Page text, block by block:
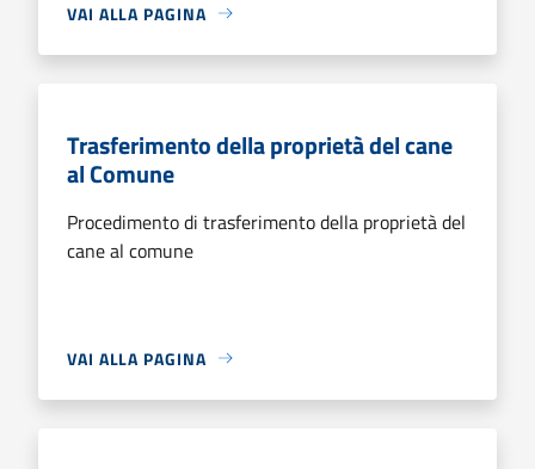
VAI ALLA PAGINA
Trasferimento della proprietà del cane
al Comune
Procedimento di trasferimento della proprietà del
cane al comune
VAI ALLA PAGINA